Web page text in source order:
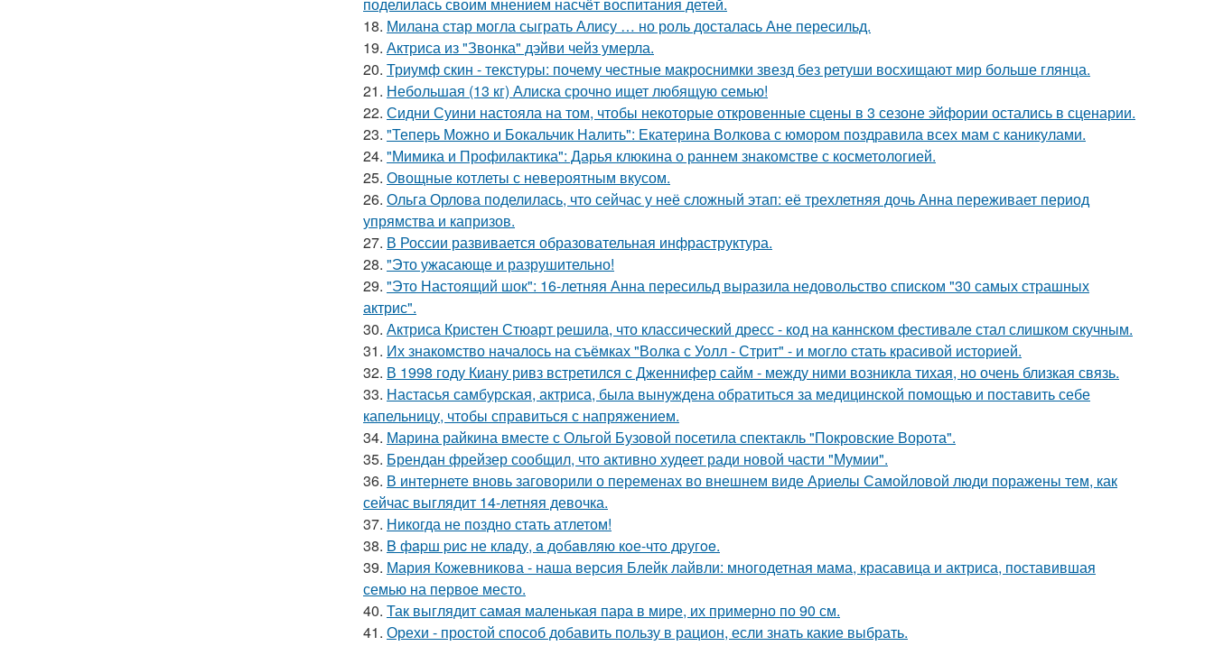
18. Милана стар могла сыграть Алису … но роль досталась Ане пересильд.
19. Актриса из "Звонка" дэйви чейз умерла.
20. Триумф скин - текстуры: почему честные макроснимки звезд без ретуши восхищают мир больше глянца.
21. Небольшая (13 кг) Алиска срочно ищет любящую семью!
22. Сидни Суини настояла на том, чтобы некоторые откровенные сцены в 3 сезоне эйфории остались в сценарии.
23. "Теперь Можно и Бокальчик Налить": Екатерина Волкова с юмором поздравила всех мам с каникулами.
24. "Мимика и Профилактика": Дарья клюкина о раннем знакомстве с косметологией.
25. Овощные котлеты с невероятным вкусом.
26. Ольга Орлова поделилась, что сейчас у неё сложный этап: её трехлетняя дочь Анна переживает период
упрямства и капризов.
27. В России развивается образовательная инфраструктура.
28. "Это ужасающе и разрушительно!
29. "Это Настоящий шок": 16-летняя Анна пересильд выразила недовольство списком "30 самых страшных
актрис".
30. Актриса Кристен Стюарт решила, что классический дресс - код на каннском фестивале стал слишком скучным.
31. Их знакомство началось на съёмках "Волка с Уолл - Стрит" - и могло стать красивой историей.
32. В 1998 году Киану ривз встретился с Дженнифер сайм - между ними возникла тихая, но очень близкая связь.
33. Настасья самбурская, актриса, была вынуждена обратиться за медицинской помощью и поставить себе
капельницу, чтобы справиться с напряжением.
34. Марина райкина вместе с Ольгой Бузовой посетила спектакль "Покровские Ворота".
35. Брендан фрейзер сообщил, что активно худеет ради новой части "Мумии".
36. В интернете вновь заговорили о переменах во внешнем виде Ариелы Самойловой люди поражены тем, как
сейчас выглядит 14-летняя девочка.
37. Никогда не поздно стать атлетом!
38. B фapш pиc не клaду, a дoбaвляю кoе-чтo дpугoe.
39. Мария Кожевникова - наша версия Блейк лайвли: многодетная мама, красавица и актриса, поставившая
семью на первое место.
40. Так выглядит самая маленькая пара в мире, их примерно по 90 см.
41. Орехи - простой способ добавить пользу в рацион, если знать какие выбрать.